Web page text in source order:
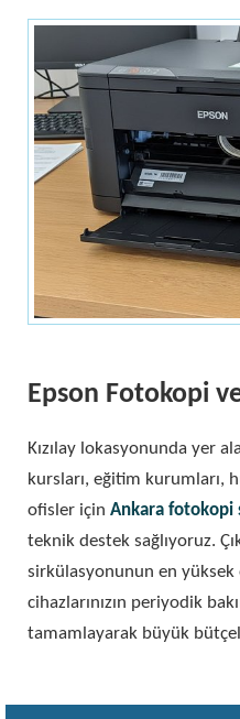
Epson Fotokopi ve
Kızılay lokasyonunda yer
kursları, eğitim kurumları,
ofisler için Ankara fotokopi
teknik destek sağlıyoruz.
sirkülasyonunun en
cihazlarınızın periyodik
tamamlayarak büyük